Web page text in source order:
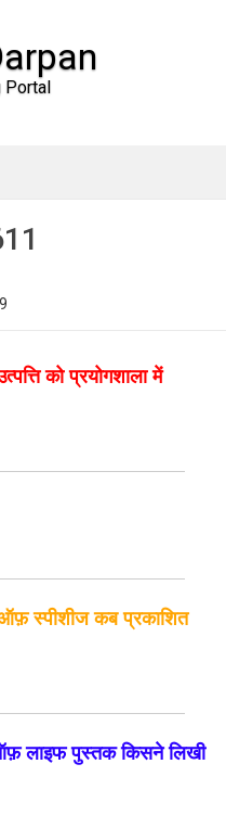
Portal
को प्रयोगशाला में
स्पीशीज कब प्रकाशित
लाइफ पुस्तक किसने लिखी